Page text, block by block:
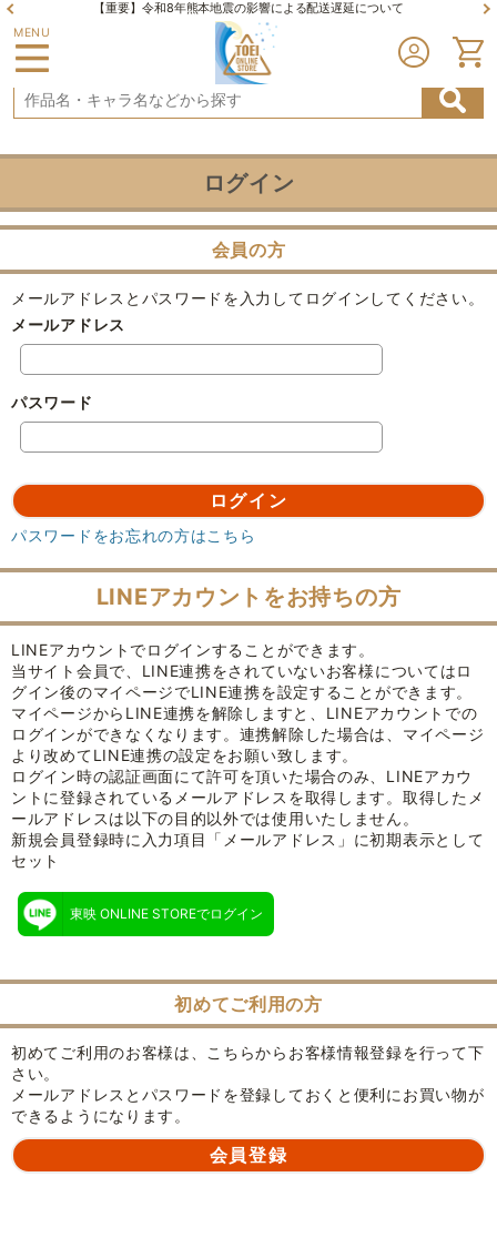
【重要】令和8年熊本地震の影響による配送遅延について
MENU
ログイン
会員の方
メールアドレスとパスワードを入力してログインしてください。
メールアドレス
パスワード
パスワードをお忘れの方はこちら
LINEアカウントをお持ちの方
LINEアカウントでログインすることができます。
当サイト会員で、LINE連携をされていないお客様についてはロ
グイン後のマイページでLINE連携を設定することができます。
マイページからLINE連携を解除しますと、LINEアカウントでの
ログインができなくなります。連携解除した場合は、マイページ
より改めてLINE連携の設定をお願い致します。
ログイン時の認証画面にて許可を頂いた場合のみ、LINEアカウ
ントに登録されているメールアドレスを取得します。取得したメ
ールアドレスは以下の目的以外では使用いたしません。
新規会員登録時に入力項目「メールアドレス」に初期表示として
セット
東映 ONLINE STOREでログイン
初めてご利用の方
初めてご利用のお客様は、こちらからお客様情報登録を行って下
さい。
メールアドレスとパスワードを登録しておくと便利にお買い物が
できるようになります。